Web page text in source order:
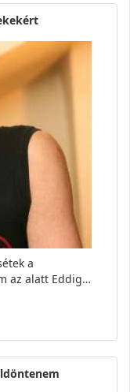
a
az alatt Eddig…